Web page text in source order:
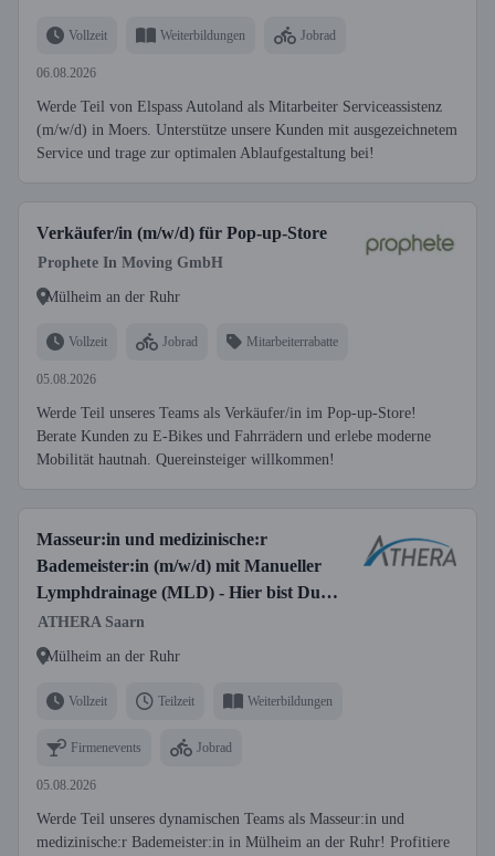
Vollzeit Weiterbildungen Jobrad
06.08.2026
Werde Teil von Elspass Autoland als Mitarbeiter Serviceassistenz
(m/w/d) in Moers. Unterstütze unsere Kunden mit ausgezeichnetem
Service und trage zur optimalen Ablaufgestaltung bei!
Verkäufer/in (m/w/d) für Pop-up-Store
Prophete In Moving GmbH
Mülheim an der Ruhr
Vollzeit Jobrad Mitarbeiterrabatte
05.08.2026
Werde Teil unseres Teams als Verkäufer/in im Pop-up-Store!
Berate Kunden zu E-Bikes und Fahrrädern und erlebe moderne
Mobilität hautnah. Quereinsteiger willkommen!
Masseur:in und medizinische:r
Bademeister:in (m/w/d) mit Manueller
Lymphdrainage (MLD) - Hier bist Du
richtig!
ATHERA Saarn
Mülheim an der Ruhr
Vollzeit Teilzeit Weiterbildungen
Firmenevents Jobrad
05.08.2026
Werde Teil unseres dynamischen Teams als Masseur:in und
medizinische:r Bademeister:in in Mülheim an der Ruhr! Profitiere